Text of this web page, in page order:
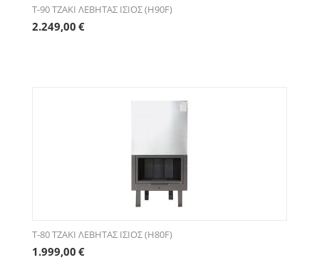
T-90 ΤΖΑΚΙ ΛΕΒΗΤΑΣ ΙΣΙΟΣ (H90F)
2.249,00 €
T-80 ΤΖΑΚΙ ΛΕΒΗΤΑΣ ΙΣΙΟΣ (H80F)
1.999,00 €